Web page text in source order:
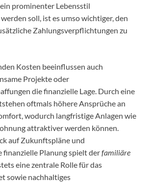
prominenter Lebensstil
soll, ist es umso wichtiger, den
Zahlungsverpflichtungen zu
Kosten beeinflussen auch
Projekte oder
die finanzielle Lage. Durch eine
oftmals höhere Ansprüche an
wodurch langfristige Anlagen wie
attraktiver werden können.
auf Zukunftspläne und
finanzielle Planung spielt derfamiliäre
eine zentrale Rolle für das
sowie nachhaltiges